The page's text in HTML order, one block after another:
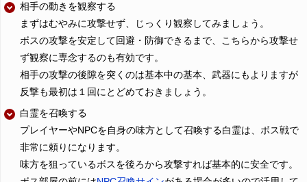
相手の動きを観察する
まずはむやみに攻撃せず、じっくり観察してみましょう。
ボスの攻撃を安定して回避・防御できるまで、こちらから攻撃せ
ず観察に専念するのも有効です。
相手の攻撃の後隙を突くのは基本中の基本、武器にもよりますが
反撃も最初は１回にとどめておきましょう。
白霊を召喚する
プレイヤーやNPCを自身の味方として召喚する白霊は、ボス戦で
非常に頼りになります。
味方を狙っているボスを後ろから攻撃すれば基本的に安全です。